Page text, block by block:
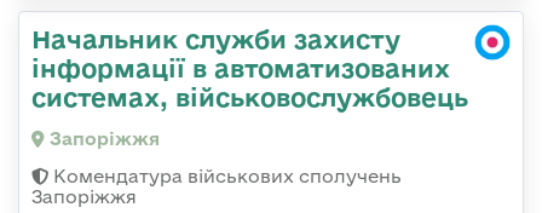
Начальник служби захисту
інформації в автоматизованих
системах, військовослужбовець
Запоріжжя
Комендатура військових сполучень
Запоріжжя